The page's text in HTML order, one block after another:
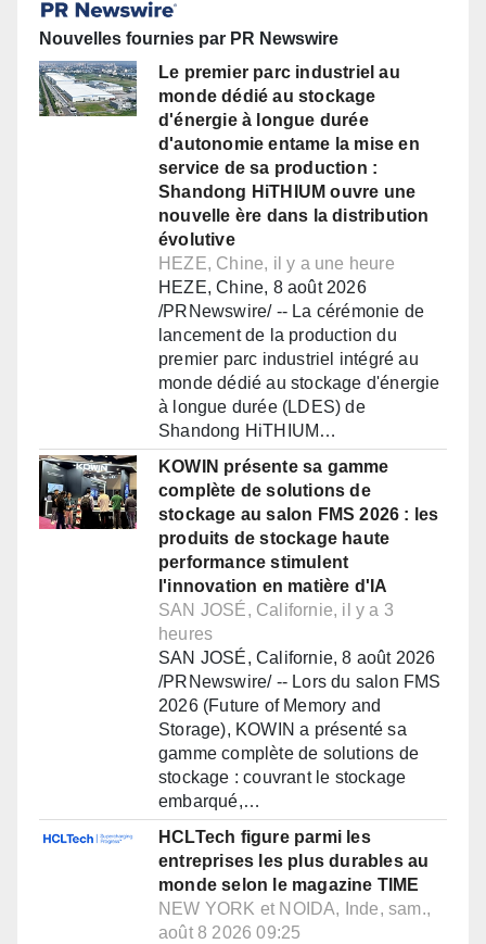
Nouvelles fournies par PR Newswire
Le premier parc industriel au
monde dédié au stockage
d'énergie à longue durée
d'autonomie entame la mise en
service de sa production :
Shandong HiTHIUM ouvre une
nouvelle ère dans la distribution
évolutive
HEZE, Chine, il y a une heure
HEZE, Chine, 8 août 2026
/PRNewswire/ -- La cérémonie de
lancement de la production du
premier parc industriel intégré au
monde dédié au stockage d'énergie
à longue durée (LDES) de
Shandong HiTHIUM…
KOWIN présente sa gamme
complète de solutions de
stockage au salon FMS 2026 : les
produits de stockage haute
performance stimulent
l'innovation en matière d'IA
SAN JOSÉ, Californie, il y a 3
heures
SAN JOSÉ, Californie, 8 août 2026
/PRNewswire/ -- Lors du salon FMS
2026 (Future of Memory and
Storage), KOWIN a présenté sa
gamme complète de solutions de
stockage : couvrant le stockage
embarqué,…
HCLTech figure parmi les
entreprises les plus durables au
monde selon le magazine TIME
NEW YORK et NOIDA, Inde, sam.,
août 8 2026 09:25